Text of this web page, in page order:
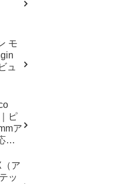
モ
ュ
ピ
ア
！
ア
ッ